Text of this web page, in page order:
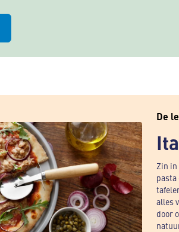
De
Zin in
alles
door